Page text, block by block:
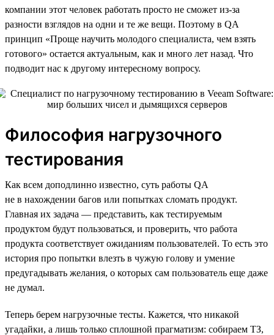
компании этот человек работать просто не сможет из-за
разности взглядов на одни и те же вещи. Поэтому в QA
принцип «Проще научить молодого специалиста, чем взять
готового» остается актуальным, как и много лет назад. Что
подводит нас к другому интересному вопросу.
Философия нагрузочного
тестирования
Как всем доподлинно известно, суть работы QA
не в нахождении багов или попытках сломать продукт.
Главная их задача — представить, как тестируемым
продуктом будут пользоваться, и проверить, что работа
продукта соответствует ожиданиям пользователей. То есть это
история про попытки влезть в чужую голову и умение
предугадывать желания, о которых сам пользователь еще даже
не думал.
Теперь берем нагрузочные тесты. Кажется, что никакой
угадайки, а лишь только сплошной прагматизм: собираем ТЗ,